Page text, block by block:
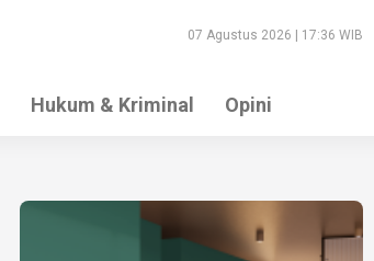
07 Agustus 2026 | 17:36 WIB
Hukum & Kriminal Opini